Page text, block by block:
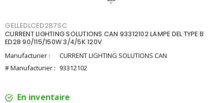
GELLEDLCED287SC
CURRENT LIGHTING SOLUTIONS CAN 93312102 LAMPE DEL TYPE B
ED28 90/115/150W 3/4/5K 120V
Manufacturier :
CURRENT LIGHTING SOLUTIONS CAN
# Manufacturier : 93312102
En inventaire